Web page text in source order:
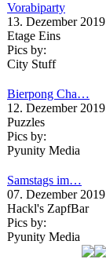
Vorabiparty
13. Dezember 2019
Etage Eins
Pics by:
City Stuff
Bierpong Cha…
12. Dezember 2019
Puzzles
Pics by:
Pyunity Media
Samstags im…
07. Dezember 2019
Hackl's ZapfBar
Pics by:
Pyunity Media